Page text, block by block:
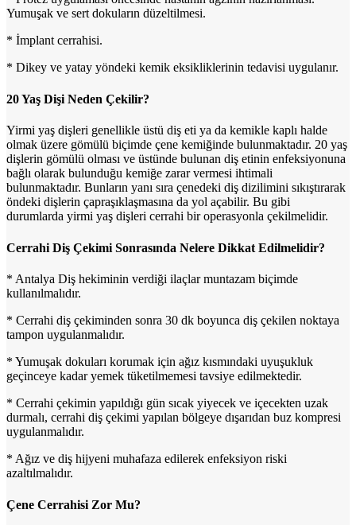
Yumuşak ve sert dokuların düzeltilmesi.
* İmplant cerrahisi.
* Dikey ve yatay yöndeki kemik eksikliklerinin tedavisi uygulanır.
20 Yaş Dişi Neden Çekilir?
Yirmi yaş dişleri genellikle üstü diş eti ya da kemikle kaplı halde
olmak üzere gömülü biçimde çene kemiğinde bulunmaktadır. 20 yaş
dişlerin gömülü olması ve üstünde bulunan diş etinin enfeksiyonuna
bağlı olarak bulunduğu kemiğe zarar vermesi ihtimali
bulunmaktadır. Bunların yanı sıra çenedeki diş dizilimini sıkıştırarak
öndeki dişlerin çapraşıklaşmasına da yol açabilir. Bu gibi
durumlarda yirmi yaş dişleri cerrahi bir operasyonla çekilmelidir.
Cerrahi Diş Çekimi Sonrasında Nelere Dikkat Edilmelidir?
* Antalya Diş hekiminin verdiği ilaçlar muntazam biçimde
kullanılmalıdır.
* Cerrahi diş çekiminden sonra 30 dk boyunca diş çekilen noktaya
tampon uygulanmalıdır.
* Yumuşak dokuları korumak için ağız kısmındaki uyuşukluk
geçinceye kadar yemek tüketilmemesi tavsiye edilmektedir.
* Cerrahi çekimin yapıldığı gün sıcak yiyecek ve içecekten uzak
durmalı, cerrahi diş çekimi yapılan bölgeye dışarıdan buz kompresi
uygulanmalıdır.
* Ağız ve diş hijyeni muhafaza edilerek enfeksiyon riski
azaltılmalıdır.
Çene Cerrahisi Zor Mu?